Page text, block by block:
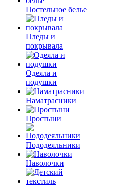
Постельное белье
Пледы и
покрывала
Одеяла и
подушки
Наматрасники
Простыни
Пододеяльники
Наволочки